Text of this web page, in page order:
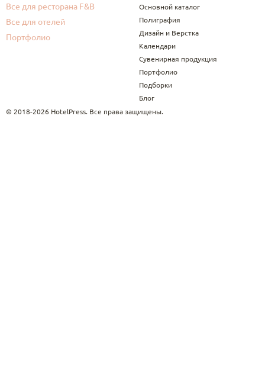
Все для ресторана F&B
Все для отелей
Портфолио
Основной каталог
Полиграфия
Дизайн и Верстка
Календари
Сувенирная продукция
Портфолио
Подборки
Блог
© 2018-2026 HotelPress. Все права защищены.